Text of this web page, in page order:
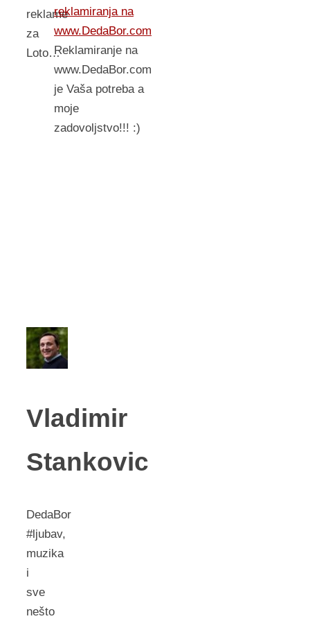
reklame
za
Loto…
Vladimir
Stankovic
DedaBor
#ljubav,
muzika
i
sve
nešto
reklamiranja na
www.DedaBor.com
Reklamiranje na
www.DedaBor.com
je Vaša potreba a
moje
zadovoljstvo!!! :)